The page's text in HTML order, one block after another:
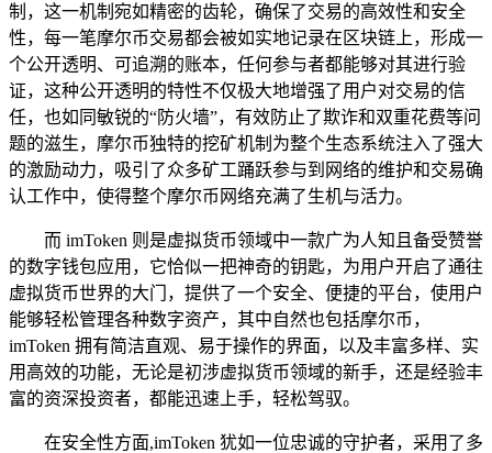
制，这一机制宛如精密的齿轮，确保了交易的高效性和安全
性，每一笔摩尔币交易都会被如实地记录在区块链上，形成一
个公开透明、可追溯的账本，任何参与者都能够对其进行验
证，这种公开透明的特性不仅极大地增强了用户对交易的信
任，也如同敏锐的“防火墙”，有效防止了欺诈和双重花费等问
题的滋生，摩尔币独特的挖矿机制为整个生态系统注入了强大
的激励动力，吸引了众多矿工踊跃参与到网络的维护和交易确
认工作中，使得整个摩尔币网络充满了生机与活力。
而 imToken 则是虚拟货币领域中一款广为人知且备受赞誉
的数字钱包应用，它恰似一把神奇的钥匙，为用户开启了通往
虚拟货币世界的大门，提供了一个安全、便捷的平台，使用户
能够轻松管理各种数字资产，其中自然也包括摩尔币，
imToken 拥有简洁直观、易于操作的界面，以及丰富多样、实
用高效的功能，无论是初涉虚拟货币领域的新手，还是经验丰
富的资深投资者，都能迅速上手，轻松驾驭。
在安全性方面,imToken 犹如一位忠诚的守护者，采用了多